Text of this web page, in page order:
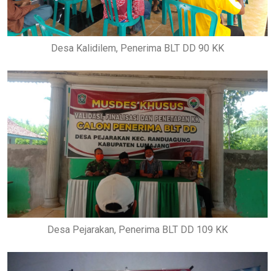
Desa Kalidilem, Penerima BLT DD 90 KK
Desa Pejarakan, Penerima BLT DD 109 KK